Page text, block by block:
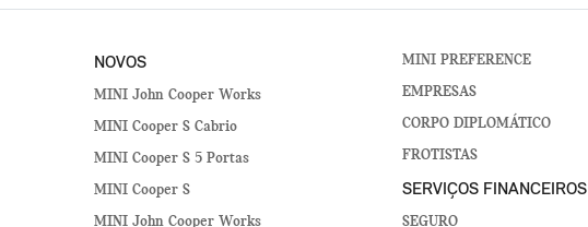
NOVOS
MINI John Cooper Works
MINI Cooper S Cabrio
MINI Cooper S 5 Portas
MINI Cooper S
MINI John Cooper Works
MINI PREFERENCE
EMPRESAS
CORPO DIPLOMÁTICO
FROTISTAS
SERVIÇOS FINANCEIROS
SEGURO